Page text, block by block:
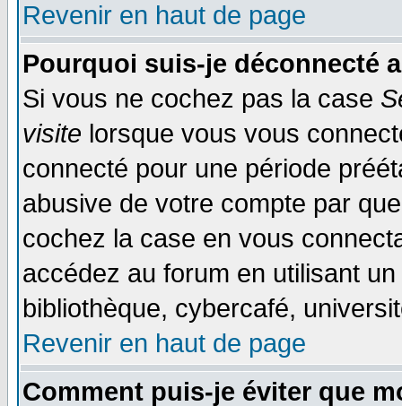
Revenir en haut de page
Pourquoi suis-je déconnecté
Si vous ne cochez pas la case
visite lorsque vous vous
connecté pour une période
abusive de votre compte par
cochez la case en vous
accédez au forum en utilisant
bibliothèque, cybercafé,
Revenir en haut de page
Comment puis-je éviter que